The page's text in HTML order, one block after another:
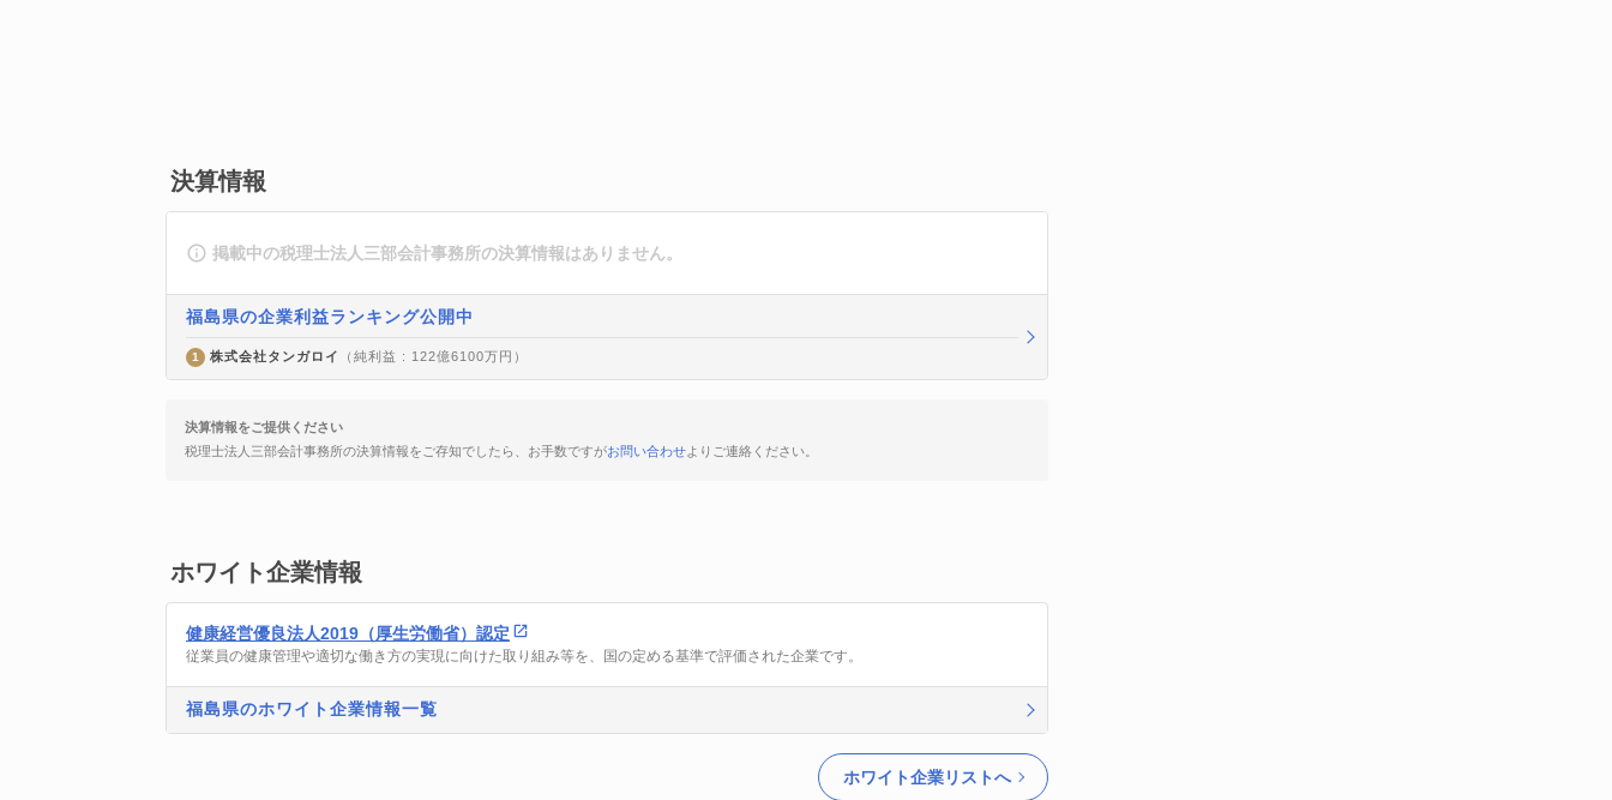
決算情報
掲載中の税理士法人三部会計事務所の決算情報はありません。
福島県の企業利益ランキング公開中
1 株式会社タンガロイ （純利益 : 122億6100万円）
決算情報をご提供ください
税理士法人三部会計事務所の決算情報をご存知でしたら、お手数ですがお問い合わせよりご連絡ください。
ホワイト企業情報
健康経営優良法人2019（厚生労働省）認定
従業員の健康管理や適切な働き方の実現に向けた取り組み等を、国の定める基準で評価された企業です。
福島県のホワイト企業情報一覧
ホワイト企業リストへ